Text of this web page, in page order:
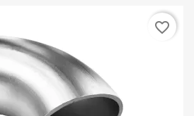
favorite_border